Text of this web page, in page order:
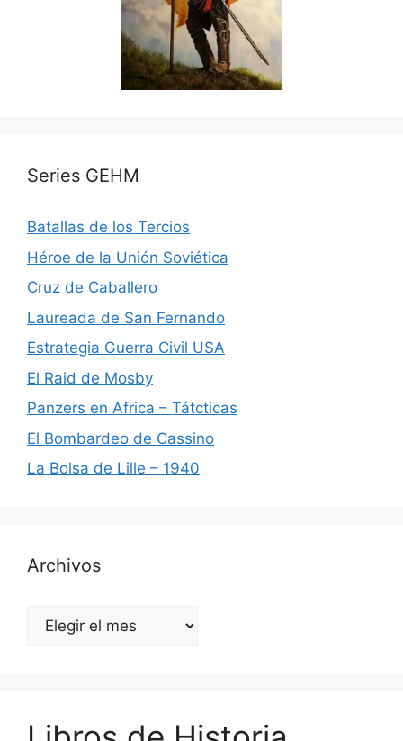
Series GEHM
Batallas de los Tercios
Héroe de la Unión Soviética
Cruz de Caballero
Laureada de San Fernando
Estrategia Guerra Civil USA
El Raid de Mosby
Panzers en Africa – Tátcticas
El Bombardeo de Cassino
La Bolsa de Lille – 1940
Archivos
Archivos